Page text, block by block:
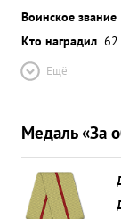
Воинское звание
Кто наградил 62
Ещё
Медаль «За